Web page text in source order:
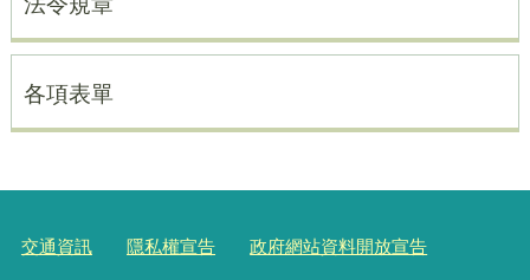
各項表單
交通資訊 隱私權宣告 政府網站資料開放宣告